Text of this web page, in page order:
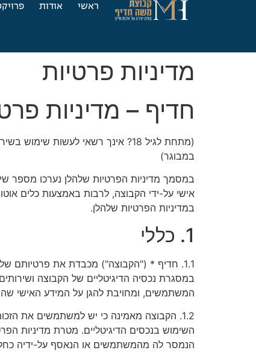
ראשי אודות
מדיניות פרטיות
חדיף – מדיניות
(מתחת לגיל 18? אינך רשאי לעשות
במבוגר)
במסמך מדיניות הפרטיות שלהלן נערכו מספר
אישי על-ידי הקבוצה, לרבות באמצעות כלים
במדיניות הפרטיות שלהלן.
1. כללי
1.1. חדיף * ("הקבוצה") מכבדת את פרטיותם
במסגרת נכסיה הדיגיטליים של הקבוצה
המשתמשים, ומחויבת להגן על המידע האישי
1.2. הקבוצה מאמינה כי יש למשתמשים את
השימוש בנכסים הדיגיטליים. מטרת מדיניות
הנמסר לה מהמשתמשים או הנאסף על-ידיה